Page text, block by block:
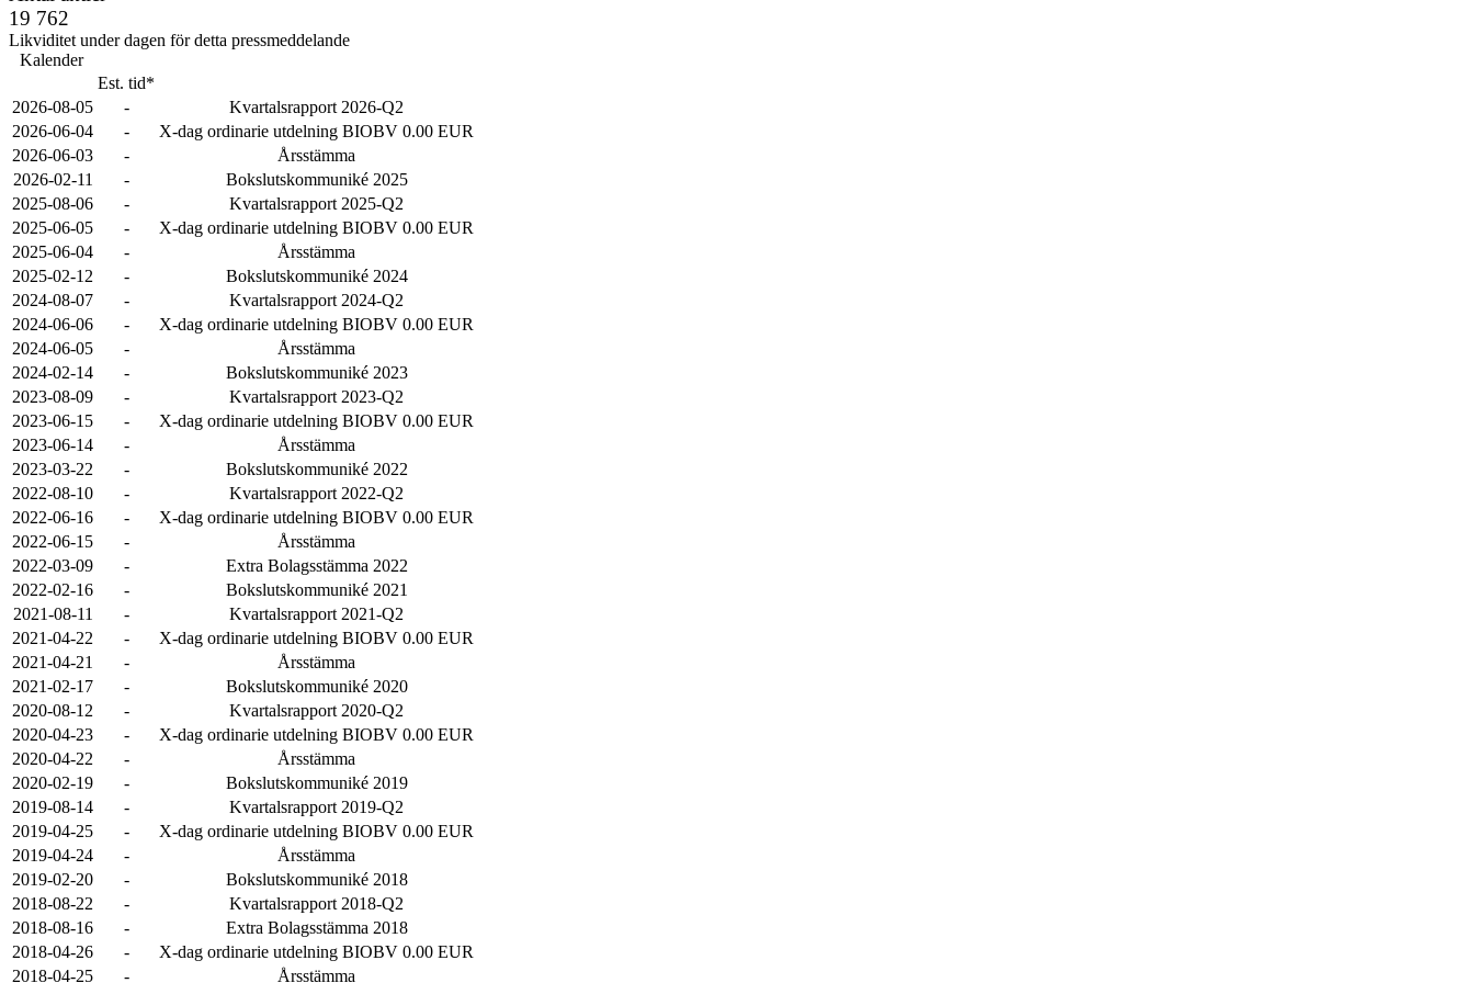
19 762
Likviditet under dagen för detta pressmeddelande
Kalender
Est. tid*
2026-08-05
-
Kvartalsrapport 2026-Q2
2026-06-04
-
X-dag ordinarie utdelning BIOBV 0.00 EUR
2026-06-03
-
Årsstämma
2026-02-11
-
Bokslutskommuniké 2025
2025-08-06
-
Kvartalsrapport 2025-Q2
2025-06-05
-
X-dag ordinarie utdelning BIOBV 0.00 EUR
2025-06-04
-
Årsstämma
2025-02-12
-
Bokslutskommuniké 2024
2024-08-07
-
Kvartalsrapport 2024-Q2
2024-06-06
-
X-dag ordinarie utdelning BIOBV 0.00 EUR
2024-06-05
-
Årsstämma
2024-02-14
-
Bokslutskommuniké 2023
2023-08-09
-
Kvartalsrapport 2023-Q2
2023-06-15
-
X-dag ordinarie utdelning BIOBV 0.00 EUR
2023-06-14
-
Årsstämma
2023-03-22
-
Bokslutskommuniké 2022
2022-08-10
-
Kvartalsrapport 2022-Q2
2022-06-16
-
X-dag ordinarie utdelning BIOBV 0.00 EUR
2022-06-15
-
Årsstämma
2022-03-09
-
Extra Bolagsstämma 2022
2022-02-16
-
Bokslutskommuniké 2021
2021-08-11
-
Kvartalsrapport 2021-Q2
2021-04-22
-
X-dag ordinarie utdelning BIOBV 0.00 EUR
2021-04-21
-
Årsstämma
2021-02-17
-
Bokslutskommuniké 2020
2020-08-12
-
Kvartalsrapport 2020-Q2
2020-04-23
-
X-dag ordinarie utdelning BIOBV 0.00 EUR
2020-04-22
-
Årsstämma
2020-02-19
-
Bokslutskommuniké 2019
2019-08-14
-
Kvartalsrapport 2019-Q2
2019-04-25
-
X-dag ordinarie utdelning BIOBV 0.00 EUR
2019-04-24
-
Årsstämma
2019-02-20
-
Bokslutskommuniké 2018
2018-08-22
-
Kvartalsrapport 2018-Q2
2018-08-16
-
Extra Bolagsstämma 2018
2018-04-26
-
X-dag ordinarie utdelning BIOBV 0.00 EUR
2018-04-25
- Årsstämma